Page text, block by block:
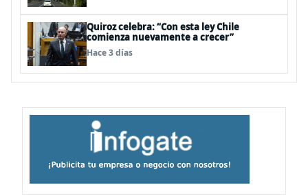
Quiroz celebra: “Con esta ley Chile
comienza nuevamente a crecer”
Hace 3 días